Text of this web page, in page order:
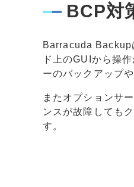
BCP対
Barracuda Backup
ド上のGUIから操
ーのバックアップ
またオプションサ
ンスが故障しても
す。